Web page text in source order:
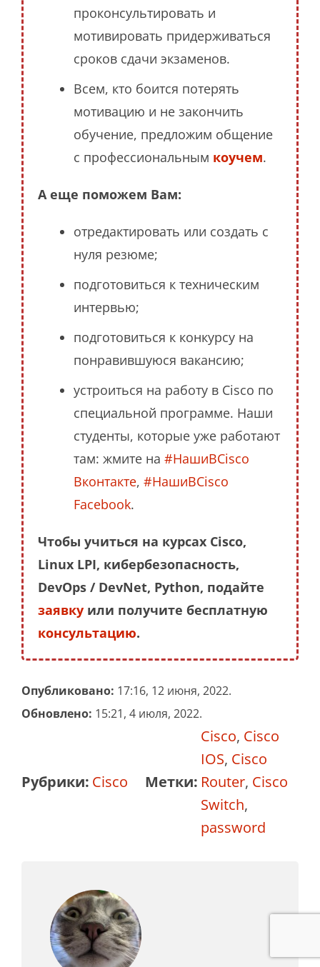
проконсультировать и
мотивировать придерживаться
сроков сдачи экзаменов.
Всем, кто боится потерять
мотивацию и не закончить
обучение, предложим общение
с профессиональным коучем.
А еще поможем Вам:
отредактировать или создать с
нуля резюме;
подготовиться к техническим
интервью;
подготовиться к конкурсу на
понравившуюся вакансию;
устроиться на работу в Cisco по
специальной программе. Наши
студенты, которые уже работают
там: жмите на #НашиВCisco
Вконтакте, #НашиВCisco
Facebook.
Чтобы учиться на курсах Cisco,
Linux LPI, кибербезопасность,
DevOps / DevNet, Python, подайте
заявку или получите бесплатную
консультацию.
Опубликовано: 17:16, 12 июня, 2022.
Обновлено: 15:21, 4 июля, 2022.
Рубрики: Cisco Метки:
Cisco, Cisco
IOS, Cisco
Router, Cisco
Switch,
password